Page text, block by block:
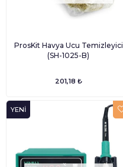
ProsKit Havya Ucu Temizleyici
(SH-1025-B)
201,18 ₺
YENI